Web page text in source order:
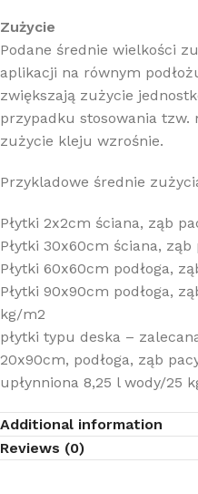
Zużycie
Podane średnie wielkości
aplikacji na równym
zwiększają zużycie
przypadku stosowania tzw.
zużycie kleju wzrośnie.
Przykladowe średnie
Płytki 2x2cm ściana, ząb
Płytki 30x60cm ściana,
Płytki 60x60cm podłoga,
Płytki 90x90cm podłoga,
kg/m2
płytki typu deska –
20x90cm, podłoga, ząb
upłynniona 8,25 l wody/25
Additional information
Reviews (0)